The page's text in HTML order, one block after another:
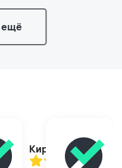
ещё
Кирилл